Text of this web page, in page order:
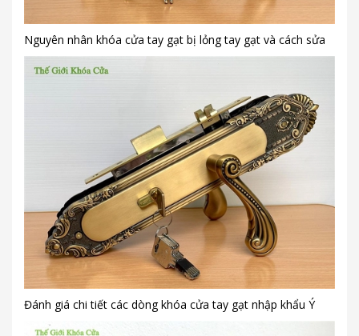
Nguyên nhân khóa cửa tay gạt bị lỏng tay gạt và cách sửa
Đánh giá chi tiết các dòng khóa cửa tay gạt nhập khẩu Ý